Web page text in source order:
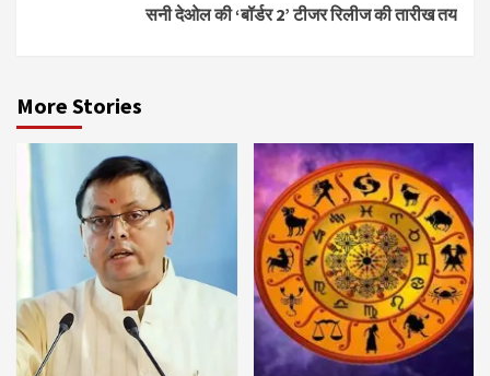
सनी देओल की ‘बॉर्डर 2’ टीजर रिलीज की तारीख तय
More Stories